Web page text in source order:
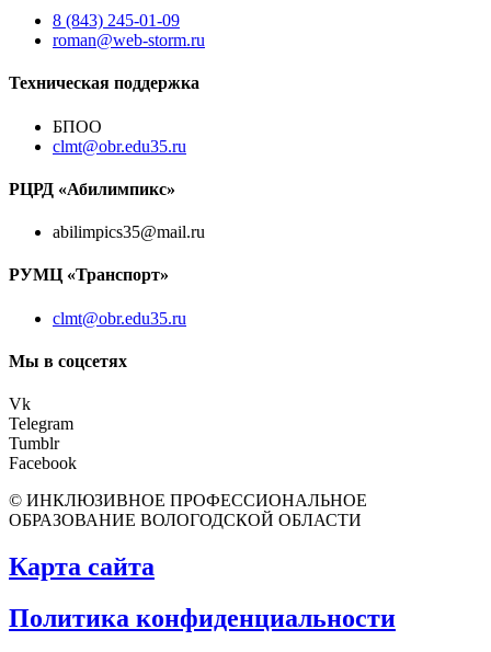
8 (843) 245-01-09
roman@web-storm.ru
Техническая поддержка
БПОО
clmt@obr.edu35.ru
РЦРД «Абилимпикс»
abilimpics35@mail.ru
РУМЦ «Транспорт»
clmt@obr.edu35.ru
Мы в соцсетях
Vk
Telegram
Tumblr
Facebook
© ИНКЛЮЗИВНОЕ ПРОФЕССИОНАЛЬНОЕ
ОБРАЗОВАНИЕ ВОЛОГОДСКОЙ ОБЛАСТИ
Карта сайта
Политика конфиденциальности